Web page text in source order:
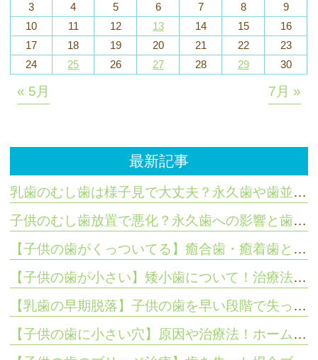
3 4 5 6 7 8
9
10
11 12 13 14 15
16
17
18 19 20 21 22
23
24
25 26 27 28 29 30
« 5月 7月 »
最新記事
乳歯のむし歯は様子見で大丈夫？永久歯や歯並びへの影響と受診基準
子供のむし歯放置で悪化？永久歯への影響と歯科医師が教える対策
【子供の歯がくっついてる】癒合歯・癒着歯とは？治療法と影響
【子供の歯が小さい】矮小歯について！治療法やホームケアで気をつけること
【乳歯の早期脱落】子供の歯を早い段階で失ってしまったら？放置するリスク
【子供の歯に小さい穴】原因や治療法！ホームケアで気をつけたいこと